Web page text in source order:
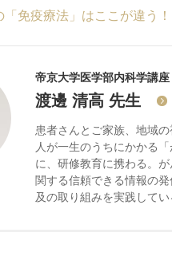
「免疫療法」はここが違う
帝京大学医学部内科学講
渡邊 清高 先生
患者さんとご家族、地域
人が一生のうちにかかる
に、研修教育に携わる。
関する信頼できる情報の
及の取り組みを実践して